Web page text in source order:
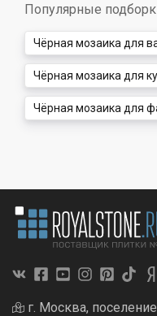
Популярные
Чёрная мозаика для
Чёрная мозаика для
Чёрная мозаика для
г. Москва,